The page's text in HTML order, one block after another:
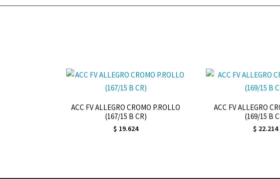
ACC FV ALLEGRO CROMO P.ROLLO
(167/15 B CR)
$ 19.624
ACC FV ALLEGRO
(169/15 B
$ 22.214